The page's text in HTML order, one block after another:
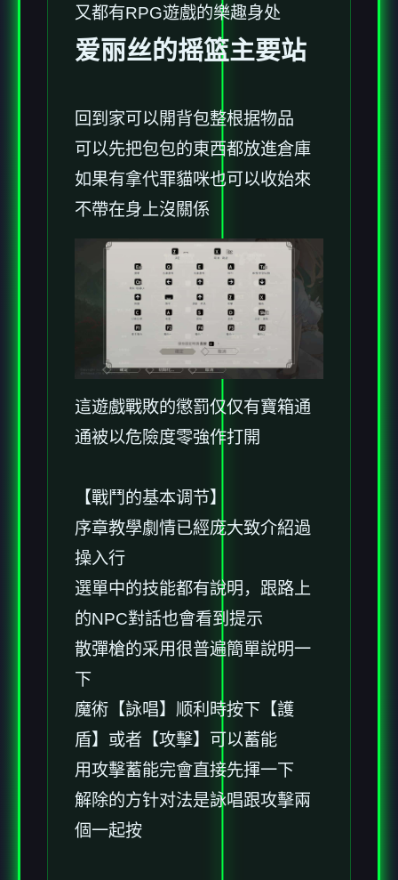
又都有RPG遊戲的樂趣身处
爱丽丝的摇篮主要站
回到家可以開背包整根据物品
可以先把包包的東西都放進倉庫
如果有拿代罪貓咪也可以收始來
不帶在身上沒關係
這遊戲戰敗的懲罰仅仅有寶箱通
通被以危險度零強作打開
【戰鬥的基本调节】
序章教學劇情已經庞大致介紹過
操入行
選單中的技能都有說明，跟路上
的NPC對話也會看到提示
散彈槍的采用很普遍簡單說明一
下
魔術【詠唱】顺利時按下【護
盾】或者【攻擊】可以蓄能
用攻擊蓄能完會直接先揮一下
解除的方针对法是詠唱跟攻擊兩
個一起按